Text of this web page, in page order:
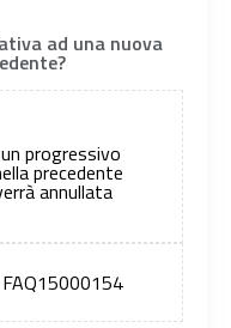
ad una nuova
progressivo
precedente
annullata
FAQ15000154